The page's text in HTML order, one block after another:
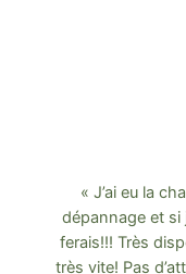
« J’ai eu la
dépannage et si
ferais!!! Très
très vite! Pas